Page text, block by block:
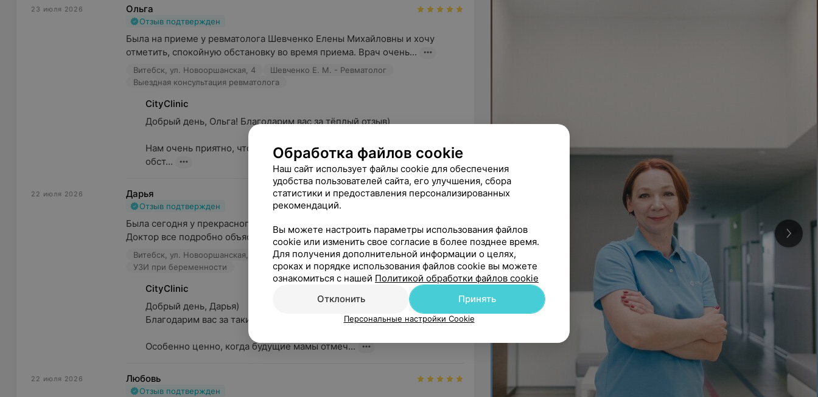
23 июля 2026 Ольга
Отзыв подтвержден
Была на приеме у ревматолога Шевченко Елены Михайловны и хочу
отметить, спокойную обстановку во время приема. Врач очень...
Витебск, ул. Новооршанская, 4
Шевченко Е. М. - Ревматолог
Выездная консультация ревматолога
CityClinic
Добрый день, Ольга! Благодарим вас за тёплый отзыв)
Нам очень приятно, что вы отметили внимательность, спокойную
обст...
22 июля 2026 Дарья
Отзыв подтвержден
Была сегодня у прекрасного специалиста Ерошевской Д.В на УЗИ плода.
Доктор все подробно объяснила, показала и рассказала...
Витебск, ул. Новооршанская, 4
Ерошевская Д. В. - Акушер-гинеколог
УЗИ при беременности
CityClinic
Добрый день, Дарья)
Благодарим вас за такие трогательные и искренние слова!
Особенно ценно, когда будущие мамы отмеч...
22 июля 2026 Любовь
Отзыв подтвержден
Обработка файлов cookie
Наш сайт использует файлы cookie для обеспечения
удобства пользователей сайта, его улучшения, сбора
статистики и предоставления персонализированных
рекомендаций.
Вы можете настроить параметры использования файлов
cookie или изменить свое согласие в более позднее время.
Для получения дополнительной информации о целях,
сроках и порядке использования файлов cookie вы можете
ознакомиться с нашей Политикой обработки файлов cookie
Отклонить
Принять
Персональные настройки Cookie